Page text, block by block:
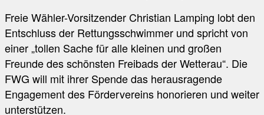
Freie Wähler-Vorsitzender Christian Lamping lobt den
Entschluss der Rettungsschwimmer und spricht von
einer „tollen Sache für alle kleinen und großen
Freunde des schönsten Freibads der Wetterau“. Die
FWG will mit ihrer Spende das herausragende
Engagement des Fördervereins honorieren und weiter
unterstützen.